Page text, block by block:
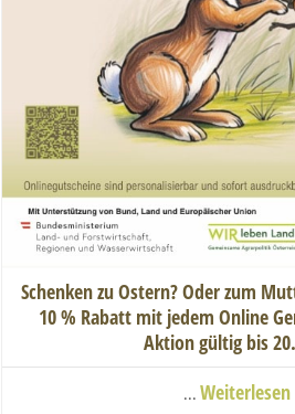
Schenken zu Ostern? Oder zum
10 % Rabatt mit jedem Online
Aktion gültig bis
...